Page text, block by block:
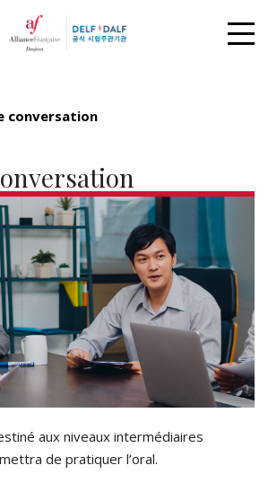
conversation
aux niveaux intermédiaires
de pratiquer l’oral.